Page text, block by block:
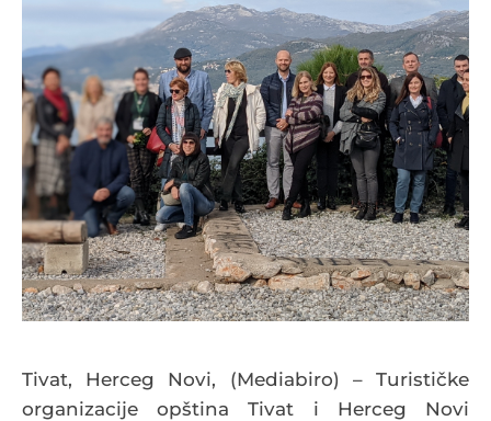
Tivat, Herceg Novi, (Mediabiro) – Turističke
organizacije opština Tivat i Herceg Novi